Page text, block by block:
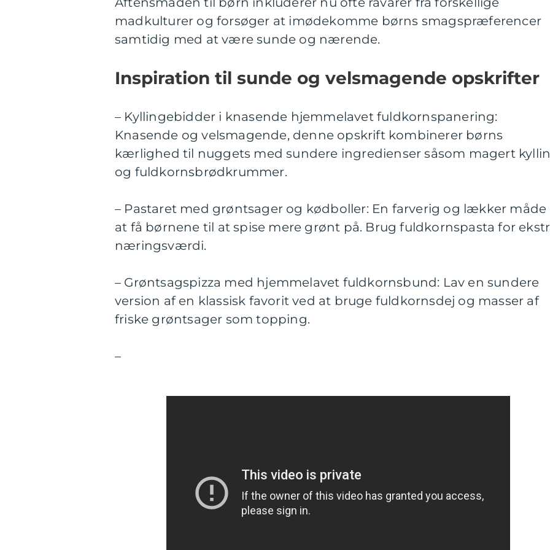
madkulturer og forsøger at imødekomme børns smagspræferencer
samtidig med at være sunde og nærende.
Inspiration til sunde og velsmagende opskrifter
– Kyllingebidder i knasende hjemmelavet fuldkornspanering:
Knasende og velsmagende, denne opskrift kombinerer børns
kærlighed til nuggets med sundere ingredienser såsom magert
og fuldkornsbrødkrummer.
– Pastaret med grøntsager og kødboller: En farverig og lækker måde
at få børnene til at spise mere grønt på. Brug fuldkornspasta for
næringsværdi.
– Grøntsagspizza med hjemmelavet fuldkornsbund: Lav en sundere
version af en klassisk favorit ved at bruge fuldkornsdej og masser af
friske grøntsager som topping.
–